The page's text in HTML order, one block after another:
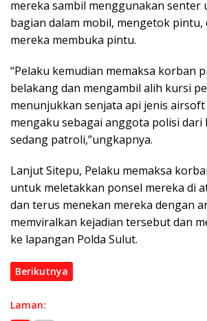
mereka sambil menggunakan senter
bagian dalam mobil, mengetok pintu,
mereka membuka pintu.
“Pelaku kemudian memaksa korban
belakang dan mengambil alih kursi
menunjukkan senjata api jenis
mengaku sebagai anggota polisi dari
sedang patroli,”ungkapnya.
Lanjut Sitepu, Pelaku memaksa
untuk meletakkan ponsel mereka di
dan terus menekan mereka dengan
memviralkan kejadian tersebut dan
ke lapangan Polda Sulut.
Berikutnya
Laman: